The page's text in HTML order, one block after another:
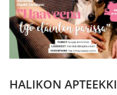
HALIKON APTEEKKI